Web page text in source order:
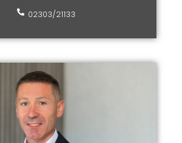
02303/21133